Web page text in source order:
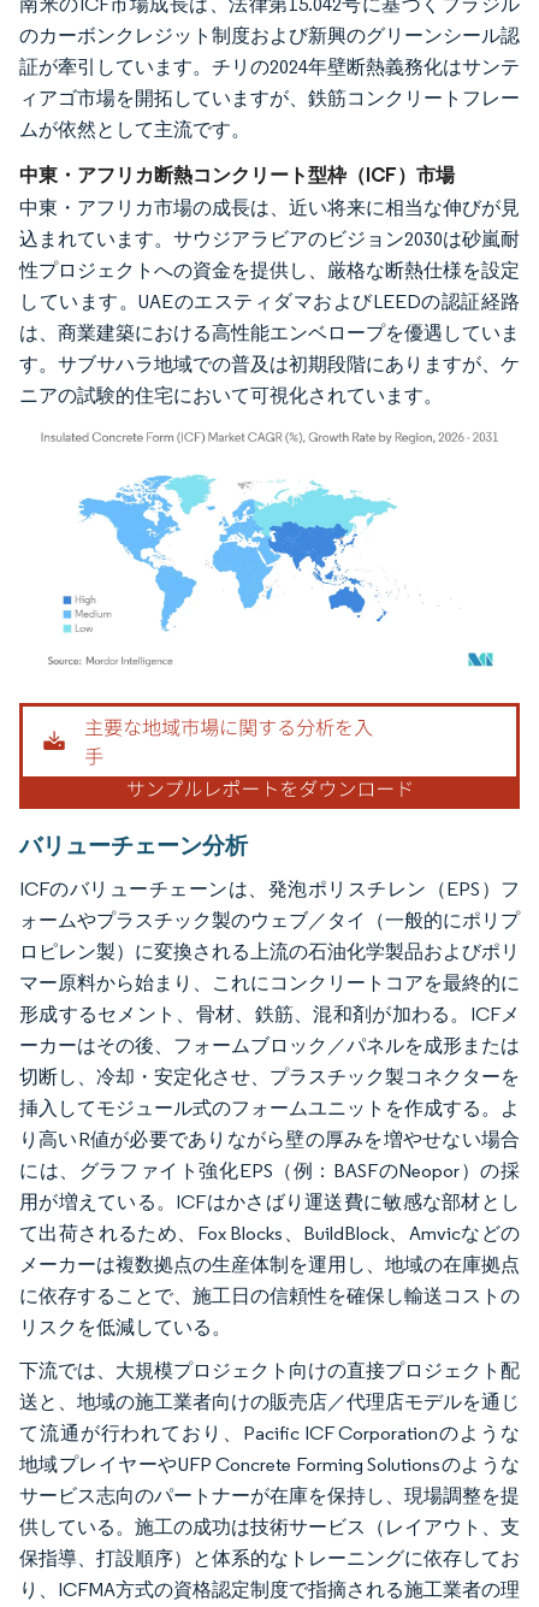
のカーボンクレジット制度および新興のグリーンシール認
証が牽引しています。チリの2024年壁断熱義務化はサンテ
ィアゴ市場を開拓していますが、鉄筋コンクリートフレー
ムが依然として主流です。
中東・アフリカ断熱コンクリート型枠（ICF）市場
中東・アフリカ市場の成長は、近い将来に相当な伸びが見
込まれています。サウジアラビアのビジョン2030は砂嵐耐
性プロジェクトへの資金を提供し、厳格な断熱仕様を設定
しています。UAEのエスティダマおよびLEEDの認証経路
は、商業建築における高性能エンベロープを優遇していま
す。サブサハラ地域での普及は初期段階にありますが、ケ
ニアの試験的住宅において可視化されています。
画像 © Mordor Intelligence。再利用にはCC BY 4.0の表示が必要です。
バリューチェーン分析
ICFのバリューチェーンは、発泡ポリスチレン（EPS）フ
ォームやプラスチック製のウェブ／タイ（一般的にポリプ
ロピレン製）に変換される上流の石油化学製品およびポリ
マー原料から始まり、これにコンクリートコアを最終的に
形成するセメント、骨材、鉄筋、混和剤が加わる。ICFメ
ーカーはその後、フォームブロック／パネルを成形または
切断し、冷却・安定化させ、プラスチック製コネクターを
挿入してモジュール式のフォームユニットを作成する。よ
り高いR値が必要でありながら壁の厚みを増やせない場合
には、グラファイト強化EPS（例：BASFのNeopor）の採
用が増えている。ICFはかさばり運送費に敏感な部材とし
て出荷されるため、Fox Blocks、BuildBlock、Amvicなどの
メーカーは複数拠点の生産体制を運用し、地域の在庫拠点
に依存することで、施工日の信頼性を確保し輸送コストの
リスクを低減している。
下流では、大規模プロジェクト向けの直接プロジェクト配
送と、地域の施工業者向けの販売店／代理店モデルを通じ
て流通が行われており、Pacific ICF Corporationのような
地域プレイヤーやUFP Concrete Forming Solutionsのような
サービス志向のパートナーが在庫を保持し、現場調整を提
供している。施工の成功は技術サービス（レイアウト、支
保指導、打設順序）と体系的なトレーニングに依存してお
り、ICFMA方式の資格認定制度で指摘される施工業者の理